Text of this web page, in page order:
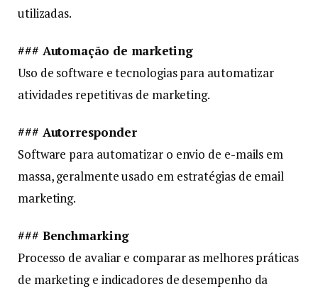
utilizadas.
### Automação de marketing
Uso de software e tecnologias para automatizar
atividades repetitivas de marketing.
### Autorresponder
Software para automatizar o envio de e-mails em
massa, geralmente usado em estratégias de email
marketing.
### Benchmarking
Processo de avaliar e comparar as melhores práticas
de marketing e indicadores de desempenho da